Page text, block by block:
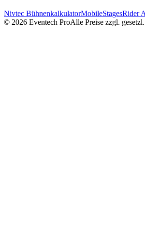
Nivtec BühnenkalkulatorMobileStagesRider
© 2026 Eventech ProAlle Preise zzgl.